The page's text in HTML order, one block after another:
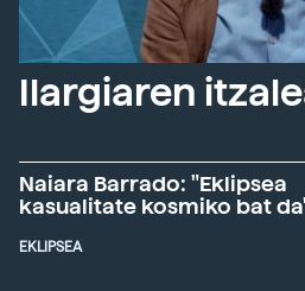
Ilargiaren
Naiara Barrado: "Eklipsea
kasualitate kosmiko bat
EKLIPSEA